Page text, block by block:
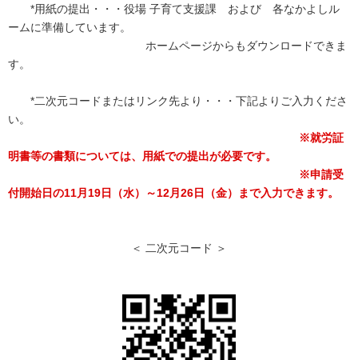
*用紙の提出・・・役場 子育て支援課 および 各なかよしル
ームに準備しています。
ホームページからもダウンロードできま
す。
*二次元コードまたはリンク先より・・・下記よりご入力くださ
い。
※就労証
明書等の書類については、用紙での提出が必要です。
※申請受
付開始日の11月19日（水）～12月26日（金）まで入力できます。
＜ 二次元コード ＞